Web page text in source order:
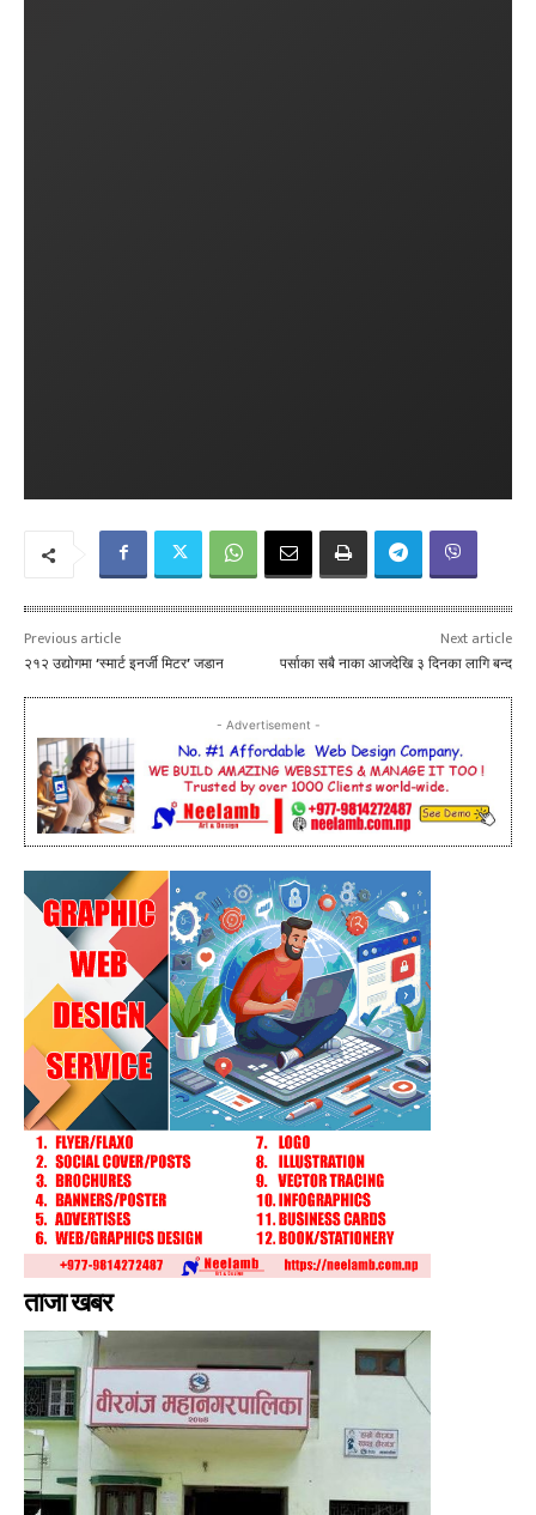
Previous article
२१२ उद्योगमा ‘स्मार्ट इनर्जी मिटर’ जडान
Next article
पर्साका सबै नाका आजदेखि ३ दिनका लागि बन्द
- Advertisement -
ताजा खबर